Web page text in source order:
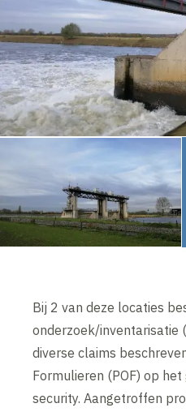
Bij 2 van deze locaties
onderzoek/inventarisatie
diverse claims
Formulieren (POF) op
security. Aangetroffen